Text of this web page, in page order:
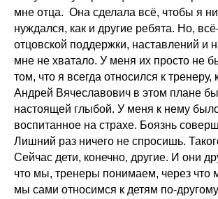
мне отца. Она сделала всё, чтобы я
нуждался, как и другие ребята. Но,
отцовской поддержки, наставлений и
мне не хватало. У меня их просто не
том, что я всегда относился к тренеру,
Андрей Вячеславович в этом плане
настоящей глыбой. У меня к нему
воспитанное на страхе. Боязнь
Лишний раз ничего не спросишь.
Сейчас дети, конечно, другие. И они
что мы, тренеры понимаем, через что
мы сами относимся к детям по-